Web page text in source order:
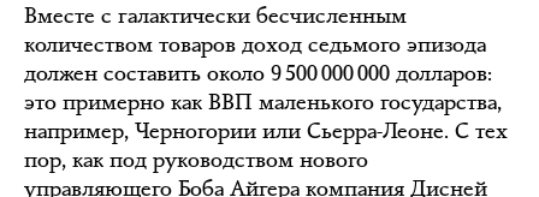
Вместе с галактически бесчисленным
количеством товаров доход седьмого эпизода
должен составить около 9 500 000 000 долларов:
это примерно как ВВП маленького государства,
например, Черногории или Сьерра-Леоне. С тех
пор, как под руководством нового
управляющего Боба Айгера компания Дисней